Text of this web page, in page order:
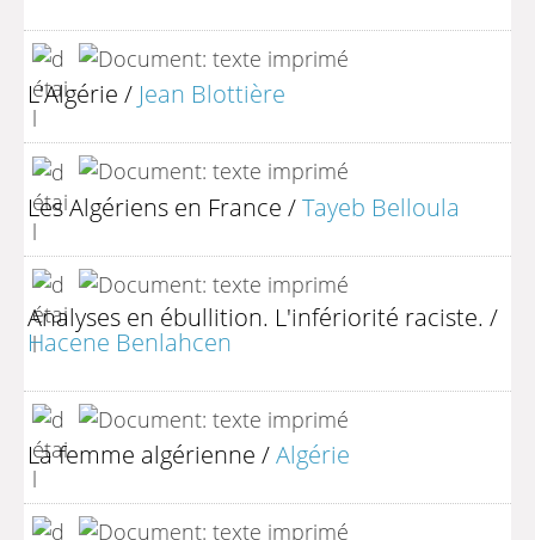
L'Algérie / Jean Blottière
Les Algériens en France /Tayeb Belloula
Analyses en ébullition. L'infériorité raciste. /
Hacene Benlahcen
La femme algérienne /Algérie